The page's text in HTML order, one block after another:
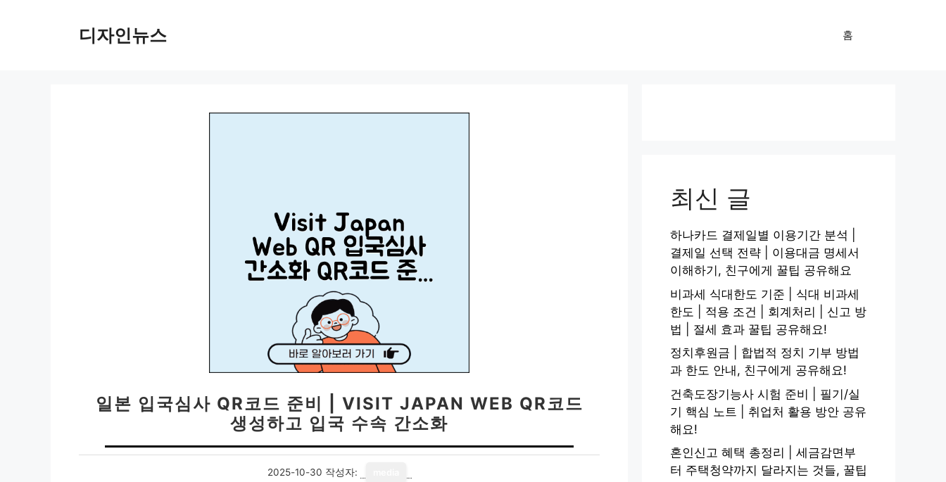
디자인뉴스 홈
일본 입국심사 QR코드 준비 | VISIT JAPAN WEB QR코드
생성하고 입국 수속 간소화
2025-10-30 작성자:
최신 글
하나카드 결제일별 이용기간 분석 |
결제일 선택 전략 | 이용대금 명세서
이해하기, 친구에게 꿀팁 공유해요
비과세 식대한도 기준 | 식대 비과세
한도 | 적용 조건 | 회계처리 | 신고 방
법 | 절세 효과 꿀팁 공유해요!
정치후원금 | 합법적 정치 기부 방법
과 한도 안내, 친구에게 공유해요!
건축도장기능사 시험 준비 | 필기/실
기 핵심 노트 | 취업처 활용 방안 공유
해요!
혼인신고 혜택 총정리 | 세금감면부
터 주택청약까지 달라지는 것들, 꿀팁